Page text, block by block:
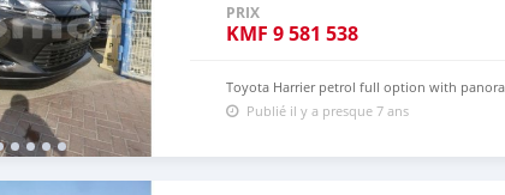
PRIX
KMF 9 581 538
Toyota Harrier petrol full option with
Publié il y a presque 7 ans